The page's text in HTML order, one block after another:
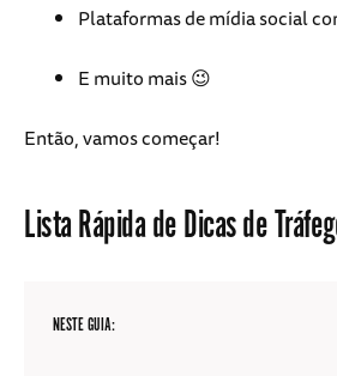
Plataformas de mídia social
E muito mais 😉
Então, vamos começar!
Lista Rápida de Dicas de
NESTE GUIA: